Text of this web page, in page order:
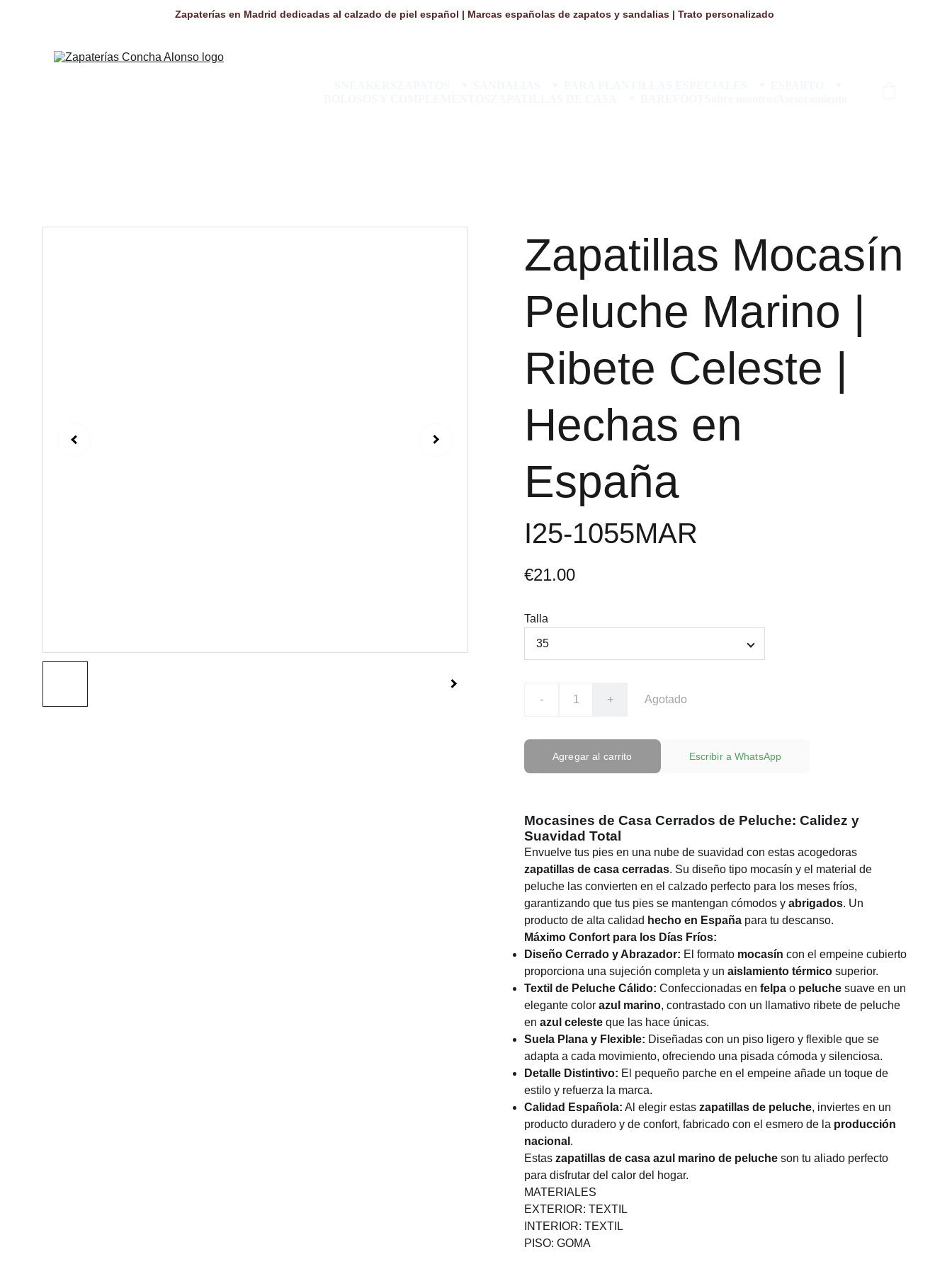
Zapaterías en Madrid dedicadas al calzado de piel español | Marcas españolas de zapatos y sandalias | Trato personalizado
Zapatillas Mocasín
Peluche Marino |
Ribete Celeste |
Hechas en
España
I25-1055MAR
€21.00
Talla
- + Agotado
Agregar al carrito Escribir a WhatsApp
Mocasines de Casa Cerrados de Peluche: Calidez y
Suavidad Total
Envuelve tus pies en una nube de suavidad con estas acogedoras
zapatillas de casa cerradas. Su diseño tipo mocasín y el material de
peluche las convierten en el calzado perfecto para los meses fríos,
garantizando que tus pies se mantengan cómodos y abrigados. Un
producto de alta calidad hecho en España para tu descanso.
Máximo Confort para los Días Fríos:
Diseño Cerrado y Abrazador: El formato mocasín con el empeine cubierto
proporciona una sujeción completa y un aislamiento térmico superior.
Textil de Peluche Cálido: Confeccionadas en felpa o peluche suave en un
elegante color azul marino, contrastado con un llamativo ribete de peluche
en azul celeste que las hace únicas.
Suela Plana y Flexible: Diseñadas con un piso ligero y flexible que se
adapta a cada movimiento, ofreciendo una pisada cómoda y silenciosa.
Detalle Distintivo: El pequeño parche en el empeine añade un toque de
estilo y refuerza la marca.
Calidad Española: Al elegir estas zapatillas de peluche, inviertes en un
producto duradero y de confort, fabricado con el esmero de la producción
nacional .
Estas zapatillas de casa azul marino de peluche son tu aliado perfecto
para disfrutar del calor del hogar.
MATERIALES
EXTERIOR: TEXTIL
INTERIOR: TEXTIL
PISO: GOMA